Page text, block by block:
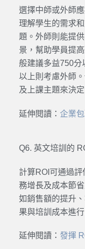
選擇中師或外師
理解學生的需求
題。外師則能提
景，幫助學員提
般建議多益750分
以上則考慮外師
及上課主題來決定
延伸閱讀： 企業
Q6. 英文培訓的
計算ROI可通過
務增長及成本節
如銷售額的提升
果與培訓成本進
延伸閱讀： 發揮